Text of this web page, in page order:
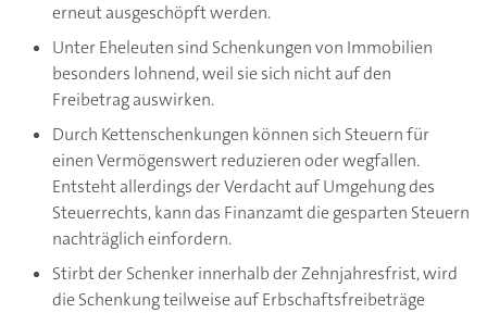
erneut ausgeschöpft werden.
Unter Eheleuten sind Schenkungen von Immobilien
besonders lohnend, weil sie sich nicht auf den
Freibetrag auswirken.
Durch Kettenschenkungen können sich Steuern für
einen Vermögenswert reduzieren oder wegfallen.
Entsteht allerdings der Verdacht auf Umgehung des
Steuerrechts, kann das Finanzamt die gesparten Steuern
nachträglich einfordern.
Stirbt der Schenker innerhalb der Zehnjahresfrist, wird
die Schenkung teilweise auf Erbschaftsfreibeträge